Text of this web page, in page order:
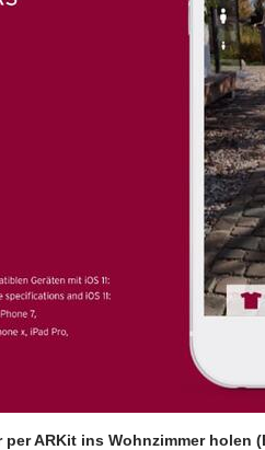
per ARKit ins Wohnzimmer holen